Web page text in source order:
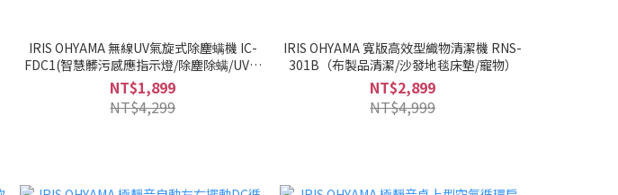
IRIS OHYAMA 無線UV氣旋式除塵螨機 IC-
FDC1(智慧髒污感應指示燈/除塵除螨/UV紫
外線殺菌燈)
NT$1,899
NT$4,299
IRIS OHYAMA 寬版高效型織物清潔機 RNS-
301B（布製品清潔/沙發地毯床墊/寵物）
NT$2,899
NT$4,999